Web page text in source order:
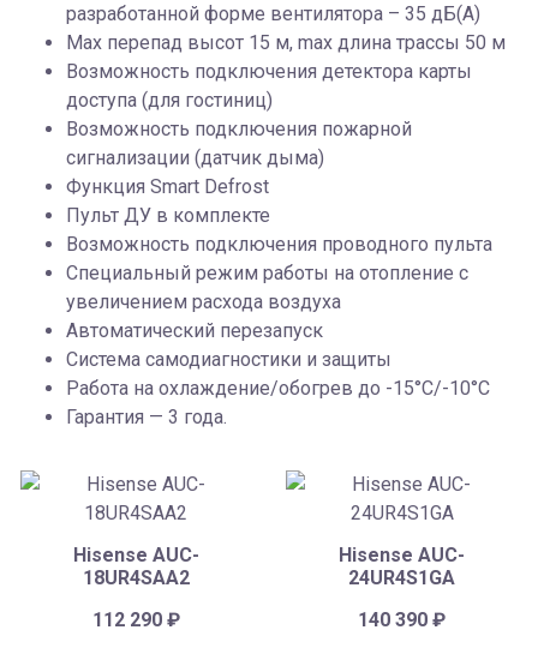
разработанной форме вентилятора – 35 дБ(А)
Max перепад высот 15 м, max длина трассы 50 м
Возможность подключения детектора карты
доступа (для гостиниц)
Возможность подключения пожарной
сигнализации (датчик дыма)
Функция Smart Defrost
Пульт ДУ в комплекте
Возможность подключения проводного пульта
Специальный режим работы на отопление с
увеличением расхода воздуха
Автоматический перезапуск
Система самодиагностики и защиты
Работа на охлаждение/обогрев до -15°С/-10°С
Гарантия — 3 года.
Hisense AUC-
18UR4SAA2
112 290 ₽
Hisense AUC-
24UR4S1GA
140 390₽